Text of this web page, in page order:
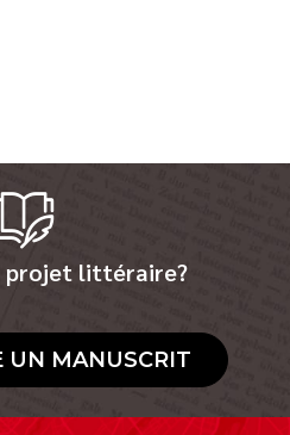
projet littéraire?
UN MANUSCRIT